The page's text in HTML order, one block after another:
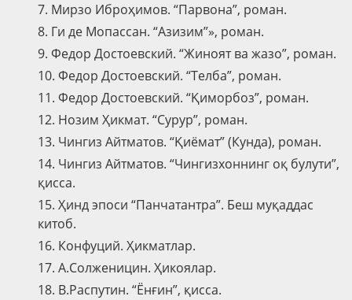
7. Мирзо Иброҳимов. “Парвона”, роман.
8. Ги де Мопассан. “Азизим”», роман.
9. Федор Достоевский. “Жиноят ва жазо”, роман.
10. Федор Достоевский. “Телба”, роман.
11. Федор Достоевский. “Қиморбоз”, роман.
12. Нозим Ҳикмат. “Сурур”, роман.
13. Чингиз Айтматов. “Қиёмат” (Кунда), роман.
14. Чингиз Айтматов. “Чингизхоннинг оқ булути”,
қисса.
15. Ҳинд эпоси “Панчатантра”. Беш муқаддас
китоб.
16. Конфуций. Ҳикматлар.
17. А.Солженицин. Ҳикоялар.
18. В.Распутин. “Ёнғин”, қисса.